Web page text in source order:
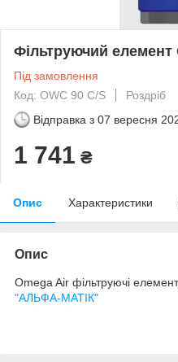
Фільтруючий елемент
Під замовлення
Код: OWC 90 C/S
Роздріб
Відправка з 07 вересня
1 741 ₴
Опис Характеристики
Опис
Omega Air фільтруючі
"АЛЬФА-МАТІК"